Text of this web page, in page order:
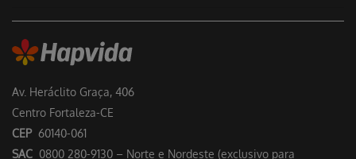
Av. Heráclito Graça, 406
Centro Fortaleza-CE
CEP 60140-061
SAC 0800 280-9130 – Norte e Nordeste (exclusivo para